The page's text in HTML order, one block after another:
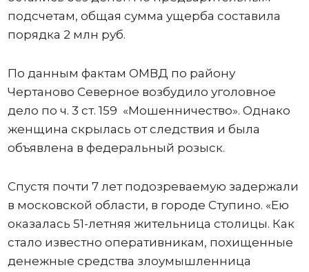
подсчетам, общая сумма ущерба составила
порядка 2 млн руб.
По данным фактам ОМВД по району
Чертаново Северное возбудило уголовное
дело по ч. 3 ст. 159 «Мошенничество». Однако
женщина скрылась от следствия и была
объявлена в федеральный розыск.
Спустя почти 7 лет подозреваемую задержали
в московской области, в городе Ступино. «Ею
оказалась 51-летняя жительница столицы. Как
стало известно оперативникам, похищенные
денежные средства злоумышленница